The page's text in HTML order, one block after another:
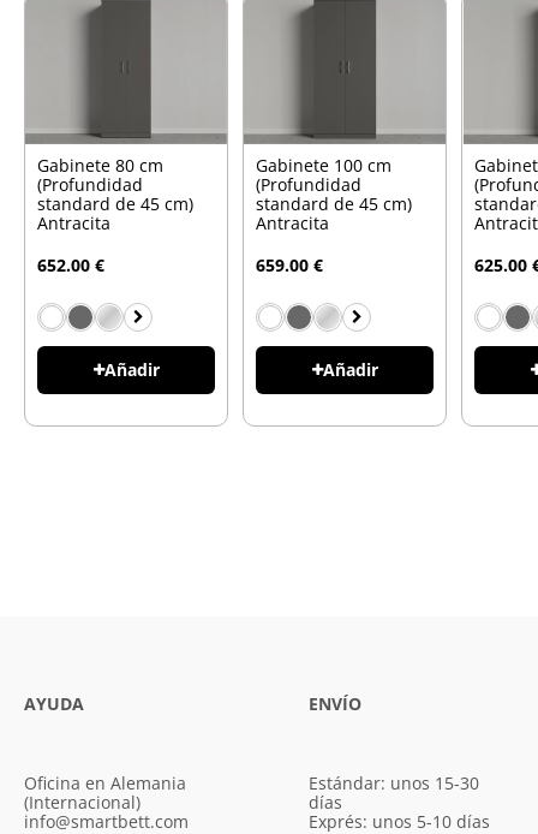
Gabinete 80 cm
(Profundidad
standard de 45 cm)
Antracita
652.00 €
Añadir
Gabinete 100 cm
(Profundidad
standard de 45 cm)
Antracita
659.00 €
Añadir
625.00
AYUDA
Oficina en Alemania
(Internacional)
info@smartbett.com
ENVÍO
Estándar: unos 15-30
días
Exprés: unos 5-10 días